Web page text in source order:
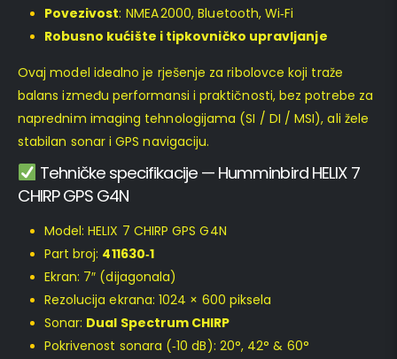
Povezivost: NMEA 2000, Bluetooth, Wi‑Fi
Robusno kućište i tipkovničko upravljanje
Ovaj model idealno je rješenje za ribolovce koji traže
balans između performansi i praktičnosti, bez potrebe za
naprednim imaging tehnologijama (SI / DI / MSI), ali žele
stabilan sonar i GPS navigaciju.
Tehničke specifikacije — Humminbird HELIX 7
CHIRP GPS G4N
Model: HELIX 7 CHIRP GPS G4N
Part broj: 411630‑1
Ekran: 7″ (dijagonala)
Rezolucija ekrana: 1024 × 600 piksela
Sonar: Dual Spectrum CHIRP
Pokrivenost sonara (‑10 dB): 20°, 42° & 60°